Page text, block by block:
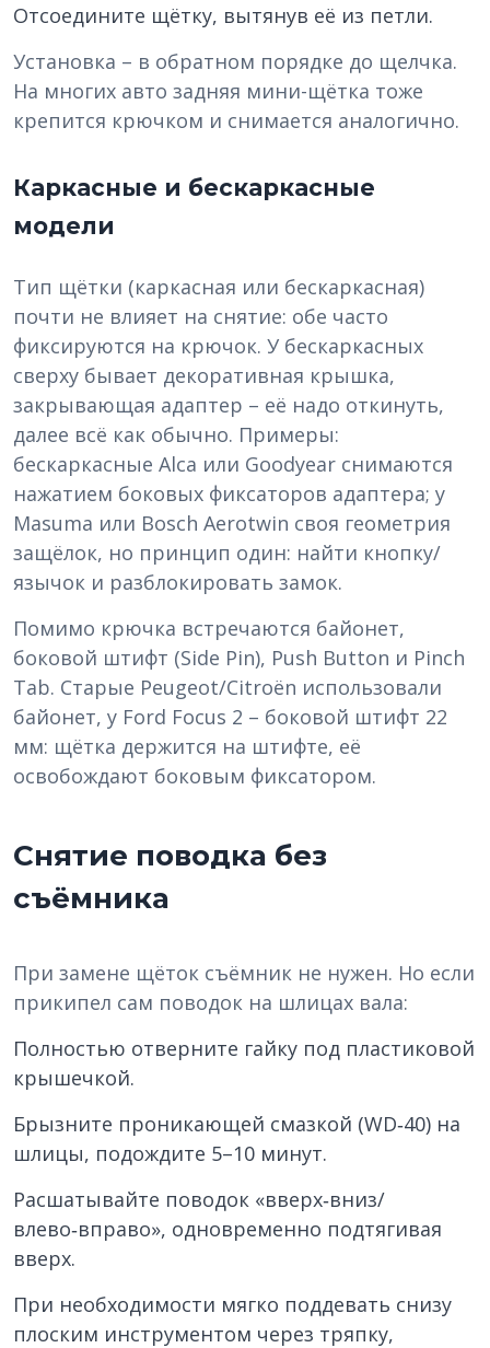
Отсоедините щётку, вытянув её из петли.
Установка – в обратном порядке до щелчка.
На многих авто задняя мини-щётка тоже
крепится крючком и снимается аналогично.
Каркасные и бескаркасные
модели
Тип щётки (каркасная или бескаркасная)
почти не влияет на снятие: обе часто
фиксируются на крючок. У бескаркасных
сверху бывает декоративная крышка,
закрывающая адаптер – её надо откинуть,
далее всё как обычно. Примеры:
бескаркасные Alca или Goodyear снимаются
нажатием боковых фиксаторов адаптера; у
Masuma или Bosch Aerotwin своя геометрия
защёлок, но принцип один: найти кнопку/
язычок и разблокировать замок.
Помимо крючка встречаются байонет,
боковой штифт (Side Pin), Push Button и Pinch
Tab. Старые Peugeot/Citroën использовали
байонет, у Ford Focus 2 – боковой штифт 22
мм: щётка держится на штифте, её
освобождают боковым фиксатором.
Снятие поводка без
съёмника
При замене щёток съёмник не нужен. Но если
прикипел сам поводок на шлицах вала:
Полностью отверните гайку под пластиковой
крышечкой.
Брызните проникающей смазкой (WD‑40) на
шлицы, подождите 5–10 минут.
Расшатывайте поводок «вверх‑вниз/
влево‑вправо», одновременно подтягивая
вверх.
При необходимости мягко поддевать снизу
плоским инструментом через тряпку,